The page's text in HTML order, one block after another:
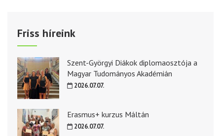
Friss híreink
Szent-Györgyi Diákok diplomaosztója a
Magyar Tudományos Akadémián
2026.07.07.
Erasmus+ kurzus Máltán
2026.07.07.